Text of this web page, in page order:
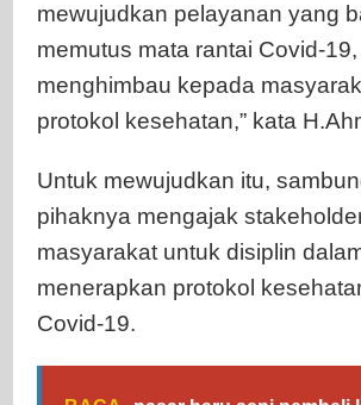
mewujudkan pelayanan yang
memutus mata rantai Covid-
menghimbau kepada
protokol kesehatan,” kata
Untuk mewujudkan itu,
pihaknya mengajak
masyarakat untuk disiplin
menerapkan protokol
Covid-19.